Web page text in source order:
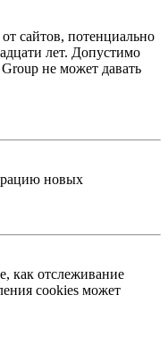
сайтов, потенциально
лет. Допустимо
не может давать
новых
как отслеживание
cookies может